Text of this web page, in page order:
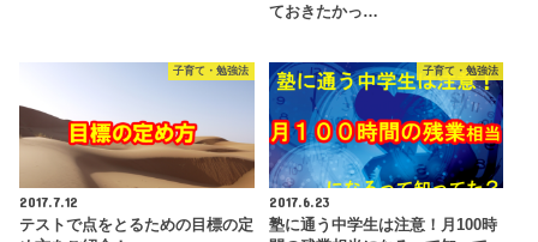
ておきたかっ…
子育て・勉強法
2017.7.12
テストで点をとるための目標の定
子育て・勉強法
2017.6.23
塾に通う中学生は注意！月100時